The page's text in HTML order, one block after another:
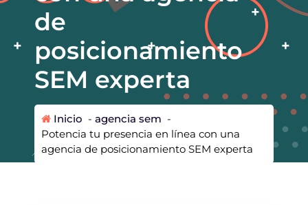
de
posicionamiento
SEM experta
Inicio - agencia sem -
Potencia tu presencia en línea con una
agencia de posicionamiento SEM experta